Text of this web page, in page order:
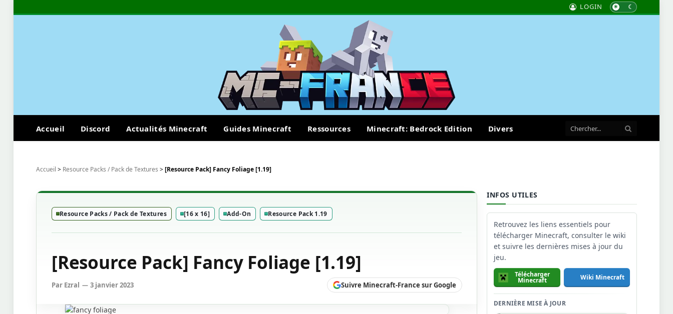
LOGIN
Accueil Discord Actualités Minecraft Guides Minecraft Ressources Minecraft: Bedrock Edition Divers
Accueil > Resource Packs / Pack de Textures >[Resource Pack] Fancy Foliage [1.19]
Resource Packs / Pack de Textures [16 x 16] Add-On Resource Pack 1.19
[Resource Pack] Fancy Foliage [1.19]
Par Ezral 3 janvier 2023 Suivre Minecraft-France sur Google
INFOS UTILES
Retrouvez les liens essentiels pour
télécharger Minecraft, consulter le wiki
et suivre les dernières mises à jour du
jeu.
Télécharger
Minecraft Wiki Minecraft
DERNIÈRE MISE À JOUR